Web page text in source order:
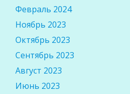
Февраль 2024
Ноябрь 2023
Октябрь 2023
Сентябрь 2023
Август 2023
Июнь 2023